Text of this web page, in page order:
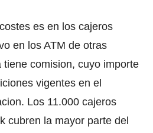
es en los cajeros
en los ATM de otras
comision, cuyo importe
vigentes en el
Los 11.000 cajeros
cubren la mayor parte del